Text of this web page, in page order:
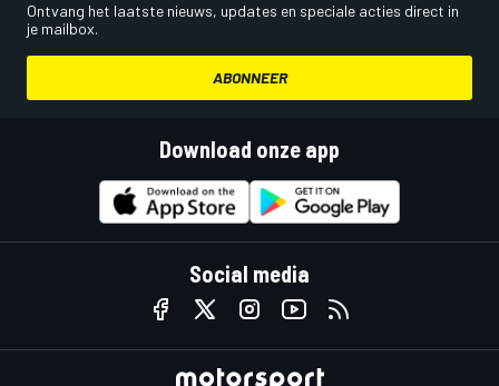
Ontvang het laatste nieuws, updates en speciale acties direct in
je mailbox.
ABONNEER
Download onze app
Social media